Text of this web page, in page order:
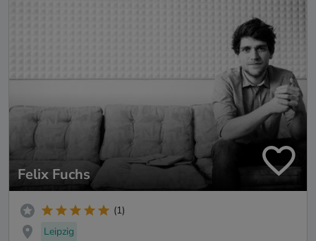
Felix Fuchs
(1)
Leipzig